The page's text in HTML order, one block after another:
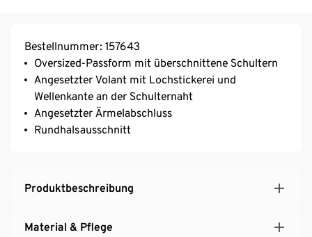
Bestellnummer: 157643
Oversized-Passform mit überschnittene Schultern
Angesetzter Volant mit Lochstickerei und
Wellenkante an der Schulternaht
Angesetzter Ärmelabschluss
Rundhalsausschnitt
Produktbeschreibung
Material & Pflege